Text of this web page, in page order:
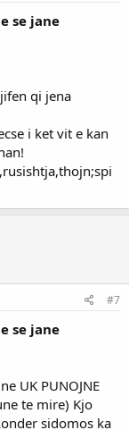
se jane
qi jena
i ket vit e kan
#7
se jane
UK PUNOJNE
te mire) Kjo
sidomos ka